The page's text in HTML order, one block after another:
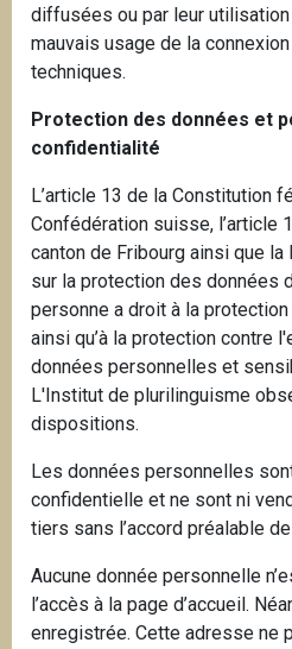
diffusées ou par leur
mauvais usage de la
techniques.
Protection des données et
confidentialité
L’article 13 de la Constitution
Confédération suisse, l’article
canton de Fribourg ainsi que
sur la protection des données
personne a droit à la
ainsi qu’à la protection contre
données personnelles et
L'Institut de plurilinguisme
dispositions.
Les données personnelles
confidentielle et ne sont ni
tiers sans l’accord préalable
Aucune donnée personnelle
l’accès à la page d’accueil.
enregistrée. Cette adresse ne